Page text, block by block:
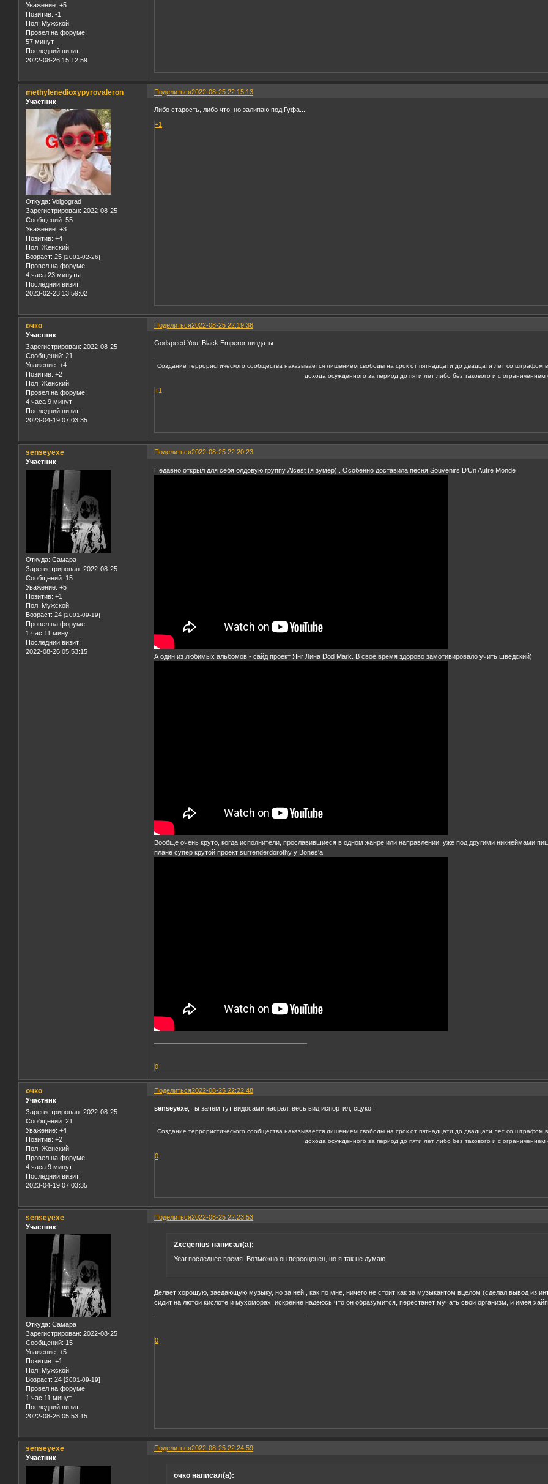
Уважение: +5
Позитив: -1
Пол: Мужской
Провел на форуме:
57 минут
Последний визит:
2022-08-26 15:12:59
Поделиться2022-08-25 22:15:13
methylenedioxypyrovaleron
Участник
Откуда: Volgograd
Зарегистрирован: 2022-08-25
Сообщений: 55
Уважение: +3
Позитив: +4
Пол: Женский
Возраст: 25 [2001-02-26]
Провел на форуме:
4 часа 23 минуты
Последний визит:
2023-02-23 13:59:02
Либо старость, либо что, но залипаю под Гуфа....
+1
Поделиться2022-08-25 22:19:36
очко
Участник
Зарегистрирован: 2022-08-25
Сообщений: 21
Уважение: +4
Позитив: +2
Пол: Женский
Провел на форуме:
4 часа 9 минут
Последний визит:
2023-04-19 07:03:35
Godspeed You! Black Emperor пиздаты
Создание террористического сообщества наказывается лишением свободы на срок от пятнадцати до двадцати лет со
дохода осужденного за период до пяти лет либо без такового и с
+1
Поделиться2022-08-25 22:20:23
senseyexe
Участник
Откуда: Самара
Зарегистрирован: 2022-08-25
Сообщений: 15
Уважение: +5
Позитив: +1
Пол: Мужской
Возраст: 24 [2001-09-19]
Провел на форуме:
1 час 11 минут
Последний визит:
2022-08-26 05:53:15
Недавно открыл для себя олдовую группу Alcest (я зумер) . Особенно доставила песня Souvenirs D'Un Autre Monde
А один из любимых альбомов - сайд проект Янг Лина Dod Mark. В своё время здорово замотивировало учить шведский)
Вообще очень круто, когда исполнители, прославившиеся в одном жанре или направлении, уже под другими никнеймами
плане супер крутой проект surrenderdorothy у Bones'а
0
Поделиться2022-08-25 22:22:48
очко
Участник
Зарегистрирован: 2022-08-25
Сообщений: 21
Уважение: +4
Позитив: +2
Пол: Женский
Провел на форуме:
4 часа 9 минут
Последний визит:
2023-04-19 07:03:35
senseyexe , ты зачем тут видосами насрал, весь вид испортил, сцуко!
Создание террористического сообщества наказывается лишением свободы на срок от пятнадцати до двадцати лет со
дохода осужденного за период до пяти лет либо без такового и с
0
Поделиться2022-08-25 22:23:53
senseyexe
Участник
Откуда: Самара
Зарегистрирован: 2022-08-25
Сообщений: 15
Уважение: +5
Позитив: +1
Пол: Мужской
Возраст: 24 [2001-09-19]
Провел на форуме:
1 час 11 минут
Последний визит:
2022-08-26 05:53:15
Zxcgenius написал(а):
Yeat последнее время. Возможно он переоценен, но я так не думаю.
Делает хорошую, заедающую музыку, но за ней , как по мне, ничего не стоит как за музыкантом вцелом (сделал вывод из
сидит на лютой кислоте и мухоморах, искренне надеюсь что он образумится, перестанет мучать свой организм, и имея
0
Поделиться2022-08-25 22:24:59
senseyexe
Участник
очко написал(а):